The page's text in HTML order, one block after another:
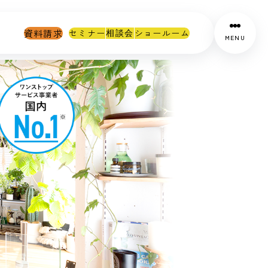
資料請求 セミナー 相談会 ショールーム MENU